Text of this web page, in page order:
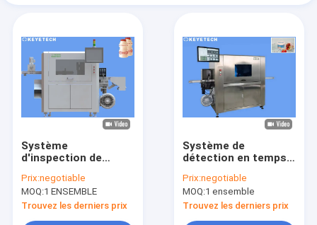
Système
d'inspection de
laiterie pour la
détection
d'emballage
défectueux
Prix:negotiable
MOQ:1 ENSEMBLE
Trouvez les derniers prix
Système de
détection en temps
de surface de
bouteille basés sur la
vision par ordinateur
Prix:negotiable
MOQ:1 ensemble
Trouvez les derniers prix